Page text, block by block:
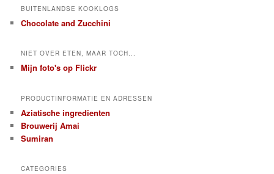
BUITENLANDSE KOOKLOGS
Chocolate and Zucchini
NIET OVER ETEN, MAAR TOCH...
Mijn foto's op Flickr
PRODUCTINFORMATIE EN ADRESSEN
Aziatische ingredienten
Brouwerij Amai
Sumiran
CATEGORIES